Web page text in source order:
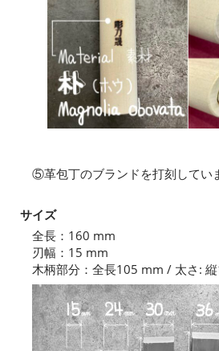
⑤革包丁のブランドを打刻してい
サイズ
全長：160 mm
刃幅：15 mm
木柄部分：全長105 mm / 太さ: